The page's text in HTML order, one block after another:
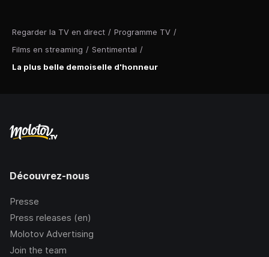
Regarder la TV en direct / Programme TV /
Films en streaming / Sentimental /
La plus belle demoiselle d'honneur
Découvrez-nous
Presse
Press releases (en)
Molotov Advertising
Join the team